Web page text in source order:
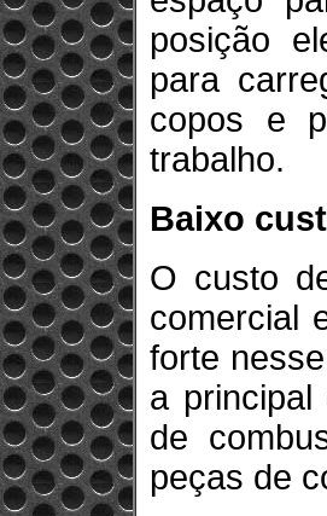
posição
para
copos e
trabalho.
Baixo
O custo
comercial
forte
a principal
de
peças de